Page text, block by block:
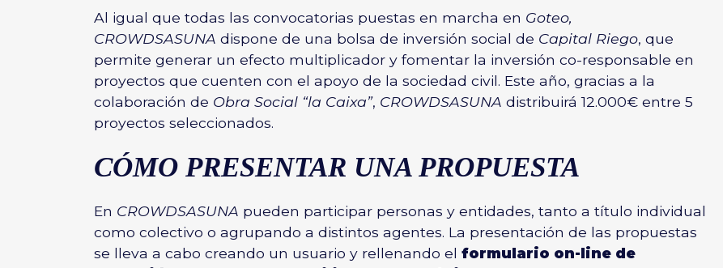
Al igual que todas las convocatorias puestas en marcha en Goteo,
CROWDSASUNA dispone de una bolsa de inversión social de Capital Riego, que
permite generar un efecto multiplicador y fomentar la inversión co-responsable en
proyectos que cuenten con el apoyo de la sociedad civil. Este año, gracias a la
colaboración de Obra Social “la Caixa”, CROWDSASUNA distribuirá 12.000€ entre 5
proyectos seleccionados.
CÓMO PRESENTAR UNA PROPUESTA
En CROWDSASUNA pueden participar personas y entidades, tanto a título individual
como colectivo o agrupando a distintos agentes. La presentación de las propuestas
se lleva a cabo creando un usuario y rellenando el formulario on-line de